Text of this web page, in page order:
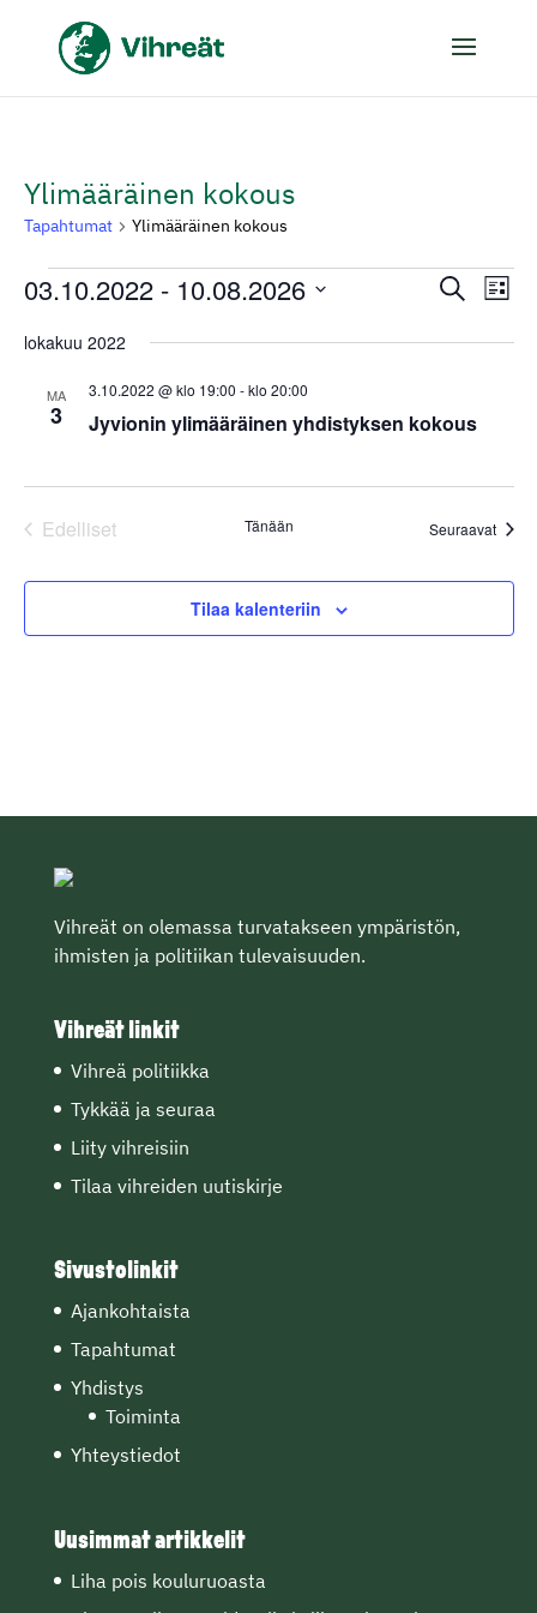
Ylimääräinen kokous
Tapahtumat Ylimääräinen kokous
Tapahtumat
aja
Etsi Lista
03.10.2022 - 10.08.2026
päivä.
lokakuu 2022
MA
3 Jyvionin ylimääräinen yhdistyksen kokous
3.10.2022 @ klo 19:00 -klo 20:00
Edelliset
Tänään Seuraavat
Tilaa kalenteriin
Vihreät on olemassa turvatakseen ympäristön,
ihmisten ja politiikan tulevaisuuden.
Vihreät linkit
Vihreä politiikka
Tykkää ja seuraa
Liity vihreisiin
Tilaa vihreiden uutiskirje
Sivustolinkit
Ajankohtaista
Tapahtumat
Yhdistys
Toiminta
Yhteystiedot
Uusimmat artikkelit
Liha pois kouluruoasta